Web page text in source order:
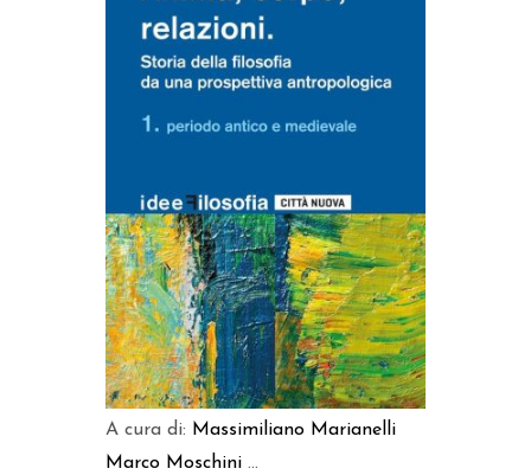
A cura di: Massimiliano Marianelli
Marco Moschini ...